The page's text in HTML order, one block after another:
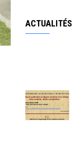
ACTUALITÉS